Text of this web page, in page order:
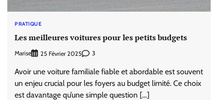
PRATIQUE
Les meilleures voitures pour les petits budgets
Marise 25 Février 2025 3
Avoir une voiture familiale fiable et abordable est souvent
un enjeu crucial pour les foyers au budget limité. Ce choix
est davantage qu’une simple question […]